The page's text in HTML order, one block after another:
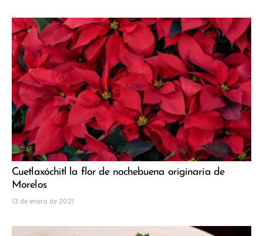
Cuetlaxóchitl la flor de nochebuena originaria de
Morelos
13 de enero de 2021